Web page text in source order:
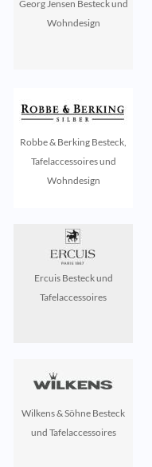
Georg Jensen Besteck und
Wohndesign
Robbe & Berking Besteck,
Tafelaccessoires und
Wohndesign
Ercuis Besteck und
Tafelaccessoires
Wilkens & Söhne Besteck
und Tafelaccessoires